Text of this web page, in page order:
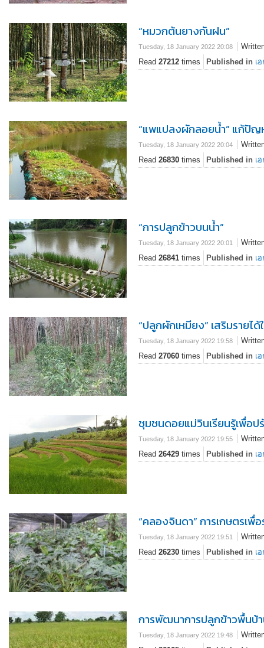
“หมวกต้นยางกันฝน”
Tuesday, 18 January 2022 20:08
Read 27212 times Published in เ
“แพแปลงผักลอยน้ำ” แก้ปัญ
Tuesday, 18 January 2022 20:04
Read 26830 times Published in เ
“การปลูกข้าวบนน้ำ”
Tuesday, 18 January 2022 20:01
Read 26841 times Published in เ
“ปลูกผักเหมียง” เสริมรายไ
Tuesday, 18 January 2022 19:58
Read 27060 times Published in เ
ชุมชนดอยแม่วินเรียนรู้เพื่อ
Tuesday, 18 January 2022 19:55
Read 26429 times Published in เ
“คลองจินดา” การเกษตรเ
Tuesday, 18 January 2022 19:51
Read 26230 times Published in เ
การพัฒนาการปลูกข้าวพื้นบ้
Tuesday, 18 January 2022 19:48